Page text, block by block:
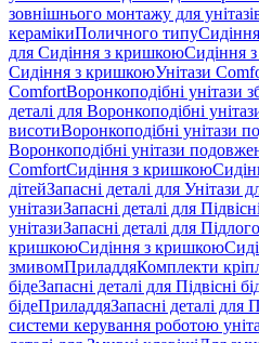
зовнішнього монтажу для
керамікиПоличного типу
для Сидіння з кришкоюСидіння
Сидіння з кришкоюУнітази
ComfortВоронкоподібні унітази
деталі для Воронкоподібні
висотиВоронкоподібні унітази
Воронкоподібні унітази
ComfortСидіння з кришкою
дітейЗапасні деталі для Унітази
унітазиЗапасні деталі для
унітазиЗапасні деталі для
кришкоюСидіння з кришкою
змивомПриладдяКомплекти
бідеЗапасні деталі для Підвісні
бідеПриладдяЗапасні деталі для
системи керування роботою